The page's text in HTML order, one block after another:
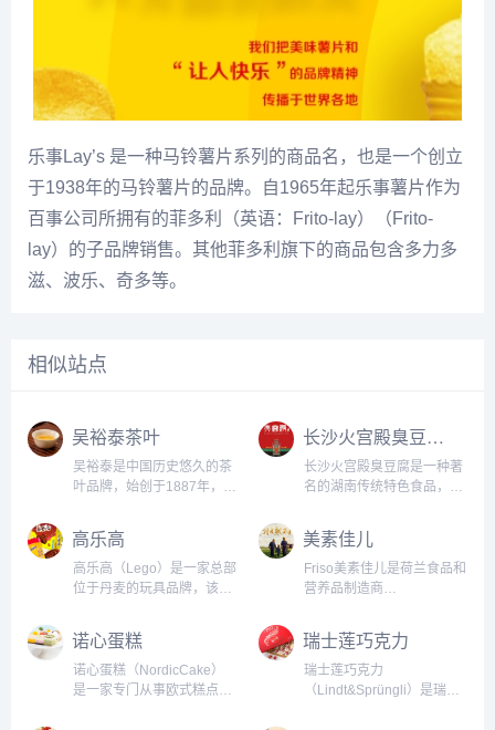
乐事Lay’s 是一种马铃薯片系列的商品名，也是一个创立
于1938年的马铃薯片的品牌。自1965年起乐事薯片作为
百事公司所拥有的菲多利（英语：Frito-lay）（Frito-
lay）的子品牌销售。其他菲多利旗下的商品包含多力多
滋、波乐、奇多等。
相似站点
吴裕泰茶叶
吴裕泰是中国历史悠久的茶
叶品牌，始创于1887年，总
以生产和销售高品质的茶叶
而著称，包括传统的红茶、
绿茶、乌龙茶、黑茶等多种
类型。吴裕泰拥有严格的质
长沙火宫殿臭豆腐官网
长沙火宫殿臭豆腐是一种著
名的湖南传统特色食品，由
生产和销售。臭豆腐是传统
的湖南名小吃之一，以采用
优质的黄豆为原料，以独特
的制作方法和配方，经过长
高乐高
高乐高（Lego）是一家总部
位于丹麦的玩具品牌，该品
名，其独特的组合方式能够
让孩子们按照自己的想象力
来创造无限的作品。高乐高
本着“只有想象才是限制”的
美素佳儿
Friso美素佳儿是荷兰食品和
营养品制造商
婴幼儿配方奶粉品牌。Friso
美素佳儿注重婴幼儿的营养
需求，坚持采用天然优质的
荷兰牛奶，使用先进的生产
诺心蛋糕
诺心蛋糕（NordicCake）
是一家专门从事欧式糕点制
瑞士莲巧克力
瑞士莲巧克力
（Lindt&Sprüngli）是瑞士